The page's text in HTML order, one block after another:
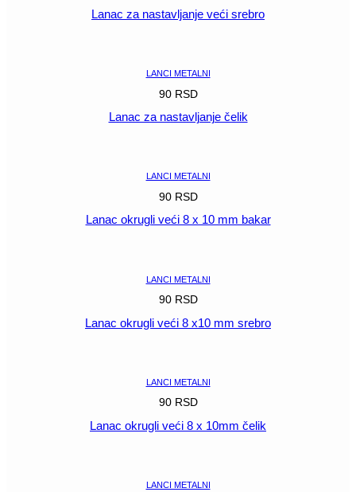
Lanac za nastavljanje veći srebro
LANCI METALNI
90 RSD
Lanac za nastavljanje čelik
LANCI METALNI
90 RSD
Lanac okrugli veći 8 x 10 mm bakar
LANCI METALNI
90 RSD
Lanac okrugli veći 8 x10 mm srebro
LANCI METALNI
90 RSD
Lanac okrugli veći 8 x 10mm čelik
LANCI METALNI